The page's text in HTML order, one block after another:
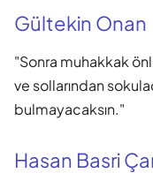
Gültekin Onan
"Sonra muhakkak
ve sollarından
bulmayacaksın."
Hasan Basri